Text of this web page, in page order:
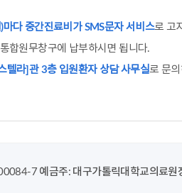
다 중간진료비가 SMS문자 서비스로 고
합원무창구에 납부하시면 됩니다.
텔라]관 3층 입원환자 상담 사무실로 문
7 예금주: 대구가톨릭대학교의료원